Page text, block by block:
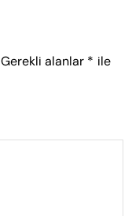
Gerekli alanlar * ile